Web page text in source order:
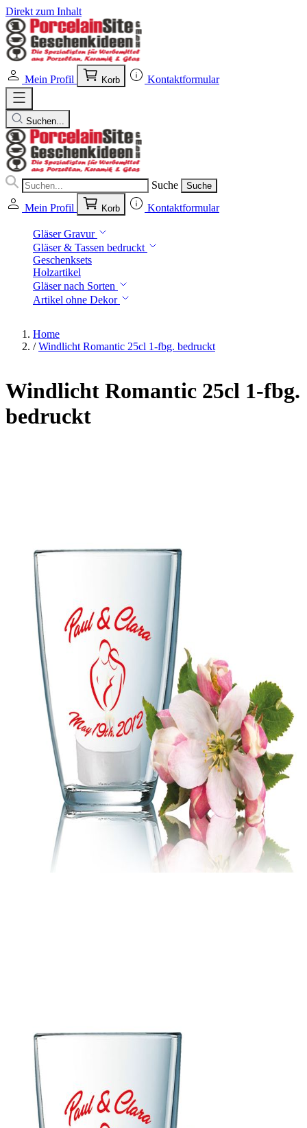
Direkt zum Inhalt
Mein Profil Korb Kontaktformular
Suchen...
Suche Suche
Mein Profil Korb Kontaktformular
Gläser Gravur
Gläser & Tassen bedruckt
Geschenksets
Holzartikel
Gläser nach Sorten
Artikel ohne Dekor
Home
/ Windlicht Romantic 25cl 1-fbg. bedruckt
Windlicht Romantic 25cl 1-fbg.
bedruckt